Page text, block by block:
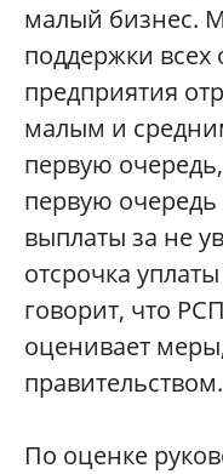
малый бизнес.
поддержки всех
предприятия
малым и
первую
первую очередь
выплаты за не
отсрочка
говорит, что
оценивает
правительством.
По оценке